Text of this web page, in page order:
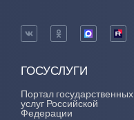
ГОСУСЛУГИ
Портал государственных
услуг Российской
Федерации